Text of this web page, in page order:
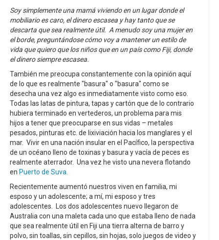
Soy simplemente una mamá viviendo en un lugar donde el
mobiliario es caro, el dinero escasea y hay tanto que se
descarta que sea realmente útil. A menudo soy una mujer en
el borde, preguntándose cómo voy a mantener un estilo de
vida que quiero que los niños que en un país como Fiji, donde
el dinero siempre escasea.
También me preocupa constantemente con la opinión aquí
de lo que es realmente "basura" o "basura" como se
desecha una vez algo es inmediatamente visto como eso.
Todas las latas de pintura, tapas y cartón que de lo contrario
hubiera terminado en vertederos, un problema para mis
hijos a tener que preocuparse en sus vidas – metales
pesados, pinturas etc. de lixiviación hacia los manglares y el
mar. Vivir en una nación insular en el Pacífico, la perspectiva
de un océano lleno de toxinas y basura y vacía de peces es
realmente aterrador. Una vez he visto una nevera flotando
en Puerto de Suva.
Recientemente aumentó nuestros viven en familia, mi
esposo y un adolescente; a mí, mi esposo y tres
adolescentes. Los dos adolescentes nuevo llegaron de
Australia con una maleta cada uno que estaba lleno de nada
que sea realmente útil en Fiji una tierra alterna de barro y
polvo, sin toallas, sin cepillos, sin hojas, solo juegos de video y